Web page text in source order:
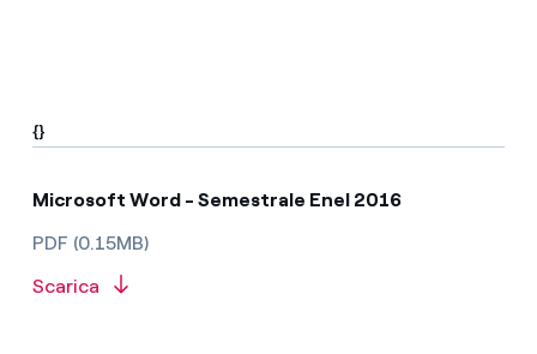
{}
Microsoft Word - Semestrale Enel 2016
PDF (0.15MB)
Scarica